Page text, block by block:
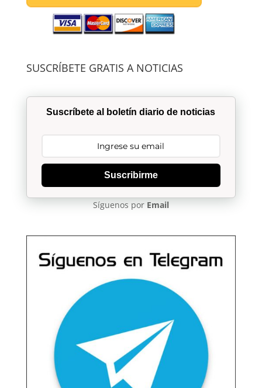
SUSCRÍBETE GRATIS A NOTICIAS
Suscríbete al boletín diario de noticias
Suscribirme
Síguenos por Email